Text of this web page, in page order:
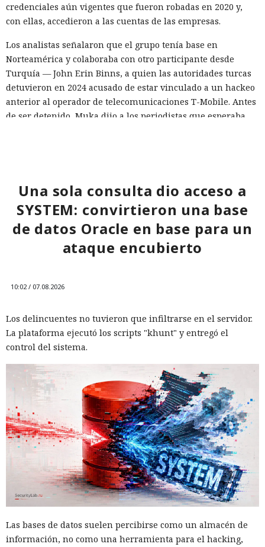
credenciales aún vigentes que fueron robadas en 2020 y,
con ellas, accedieron a las cuentas de las empresas.
Los analistas señalaron que el grupo tenía base en
Norteamérica y colaboraba con otro participante desde
Turquía — John Erin Binns, a quien las autoridades turcas
detuvieron en 2024 acusado de estar vinculado a un hackeo
anterior al operador de telecomunicaciones T-Mobile. Antes
de ser detenido, Muka dijo a los periodistas que esperaba
vigilar la actividad de las cuentas por accesos desde
dispositivos desconocidos.
Una sola consulta dio acceso a
SYSTEM: convirtieron una base
de datos Oracle en base para un
ataque encubierto
10:02 / 07.08.2026
Los delincuentes no tuvieron que infiltrarse en el servidor.
La plataforma ejecutó los scripts "khunt" y entregó el
control del sistema.
Las bases de datos suelen percibirse como un almacén de
información, no como una herramienta para el hacking,